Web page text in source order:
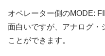
オペレーター側のMODE:
面白いですが、アナログ・
ことができます。